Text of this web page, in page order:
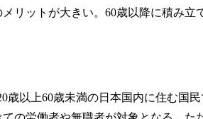
リットが大きい。60歳以降に積み立
歳以上60歳未満の日本国内に住む国